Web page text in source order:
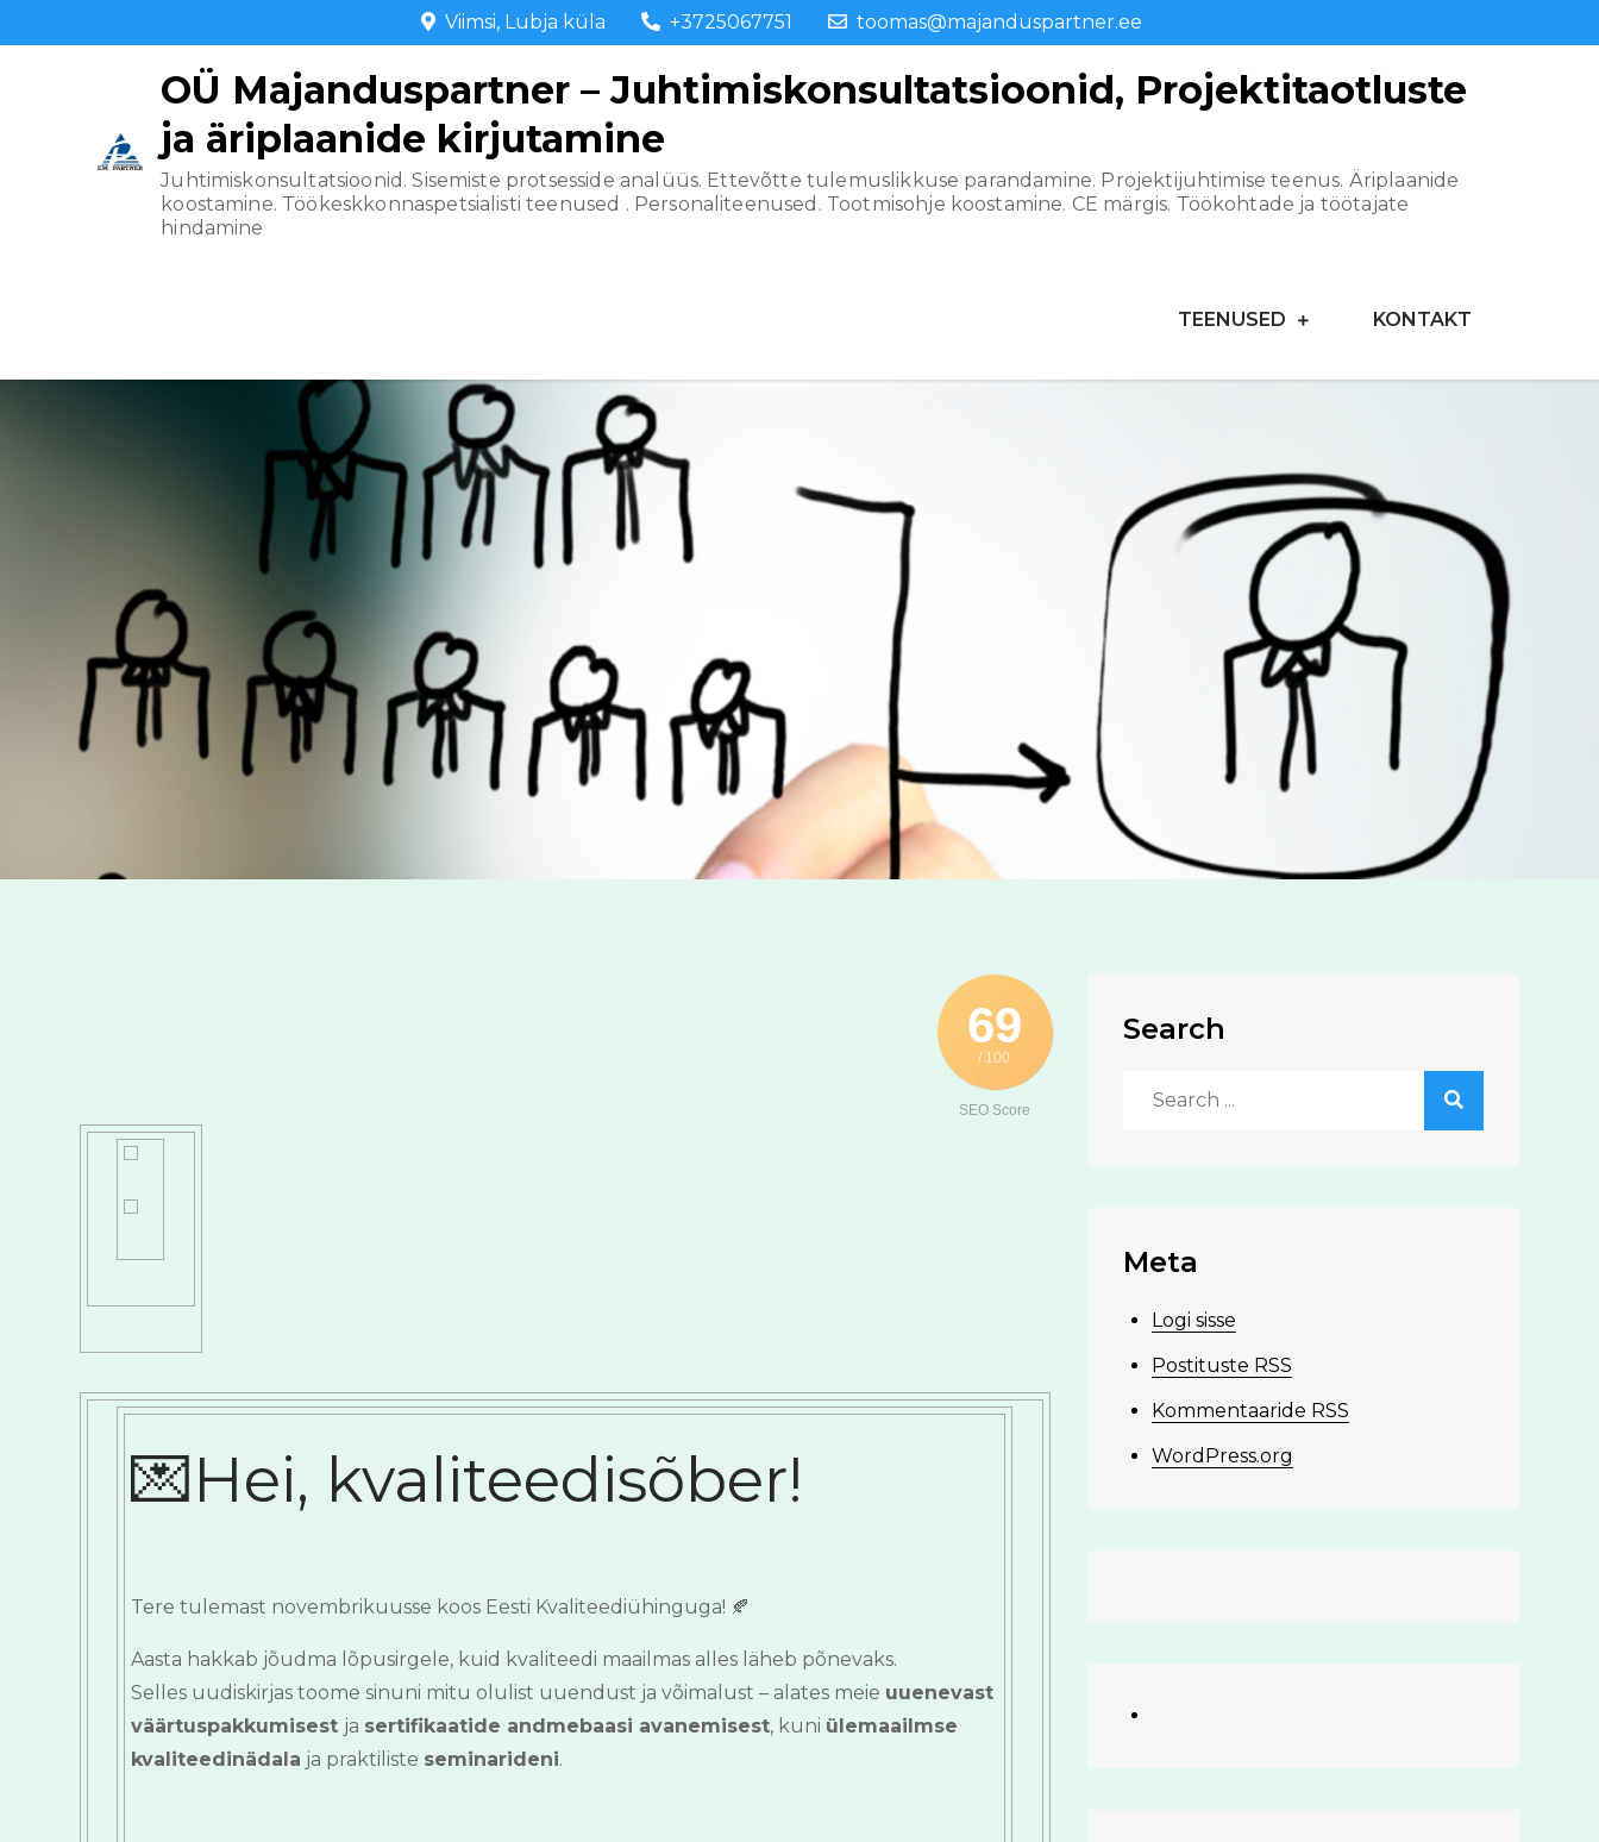
to
Viimsi, Lubja küla +3725067751 toomas@majanduspartner.ee
OÜ Majanduspartner – Juhtimiskonsultatsioonid, Projektitaotluste
ja äriplaanide kirjutamine
Juhtimiskonsultatsioonid. Sisemiste protsesside analüüs. Ettevõtte tulemuslikkuse parandamine. Projektijuhtimise teenus. Äriplaanide
koostamine. Töökeskkonnaspetsialisti teenused . Personaliteenused. Tootmisohje koostamine. CE märgis. Töökohtade ja töötajate
hindamine
TEENUSED KONTAKT
69
/ 100
SEO Score
💌Hei, kvaliteedisõber!
Tere tulemast novembrikuusse koos Eesti Kvaliteediühinguga! 🍂
Aasta hakkab jõudma lõpusirgele, kuid kvaliteedi maailmas alles läheb põnevaks.
Selles uudiskirjas toome sinuni mitu olulist uuendust ja võimalust – alates meie uuenevast
väärtuspakkumisest ja sertifikaatide andmebaasi avanemisest, kuni ülemaailmse
kvaliteedinädala ja praktiliste seminarideni.
Search
Search
Meta
Logi sisse
Postituste RSS
Kommentaaride RSS
WordPress.org